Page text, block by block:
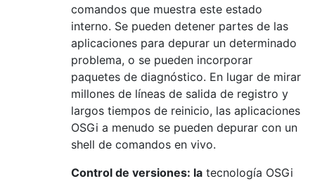
comandos que muestra este estado
interno. Se pueden detener partes de las
aplicaciones para depurar un determinado
problema, o se pueden incorporar
paquetes de diagnóstico. En lugar de mirar
millones de líneas de salida de registro y
largos tiempos de reinicio, las aplicaciones
OSGi a menudo se pueden depurar con un
shell de comandos en vivo.
Control de versiones: la tecnología OSGi